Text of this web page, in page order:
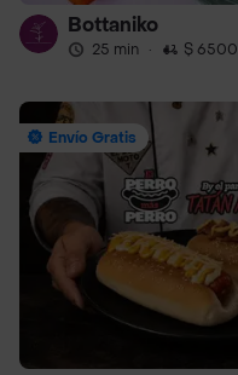
Bottaniko
25 min · $ 6500
Envío Gratis